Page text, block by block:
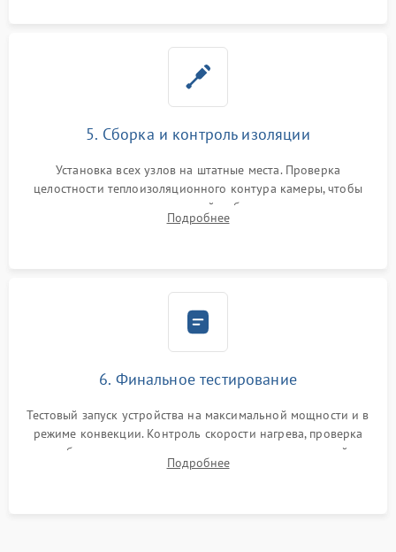
5. Сборка и контроль изоляции
Установка всех узлов на штатные места. Проверка
целостности теплоизоляционного контура камеры, чтобы
исключить перегрев кухонной мебели и потерю тепла.
Надежная фиксация клемм и сборка корпуса шкафа.
Подробнее
6. Финальное тестирование
Тестовый запуск устройства на максимальной мощности и в
режиме конвекции. Контроль скорости нагрева, проверка
срабатывания термостата при достижении заданной
температуры и тест на отсутствие утечек тока.
Подробнее